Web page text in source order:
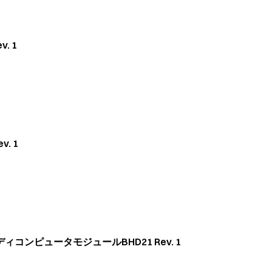
1
1
コンピュータモジュールBHD21 Rev. 1